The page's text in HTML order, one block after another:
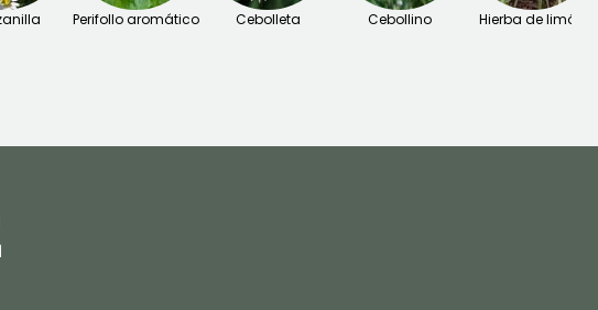
Perifollo aromático Cebolleta Cebollino Hierba de limón